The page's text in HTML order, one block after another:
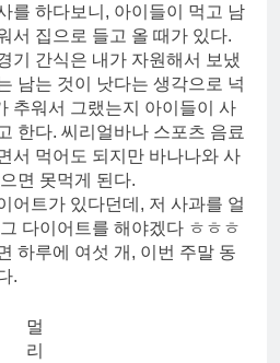
를 하다보니, 아이들이 먹고 남
서 집으로 들고 올 때가 있다.
기 간식은 내가 자원해서 보냈
남는 것이 낫다는 생각으로 넉
추워서 그랬는지 아이들이 사
한다. 씨리얼바나 스포츠 음료
서 먹어도 되지만 바나나와 사
면 못먹게 된다.
어트가 있다던데, 저 사과를 얼
다이어트를 해야겠다 ㅎㅎㅎ
하루에 여섯 개, 이번 주말 동
.
멀
리